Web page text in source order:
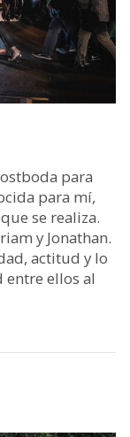
para
para mí,
se realiza.
y Jonathan.
actitud y lo
ellos al